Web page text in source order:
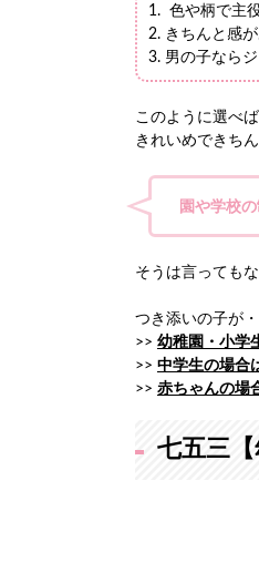
1. 色や柄で主
2. きちんと感
3. 男の子なら
このように選べ
きれいめできち
園や学校
そうは言っても
つき添いの子が・
>> 幼稚園・小学
>> 中学生の場合
>> 赤ちゃんの場
七五三